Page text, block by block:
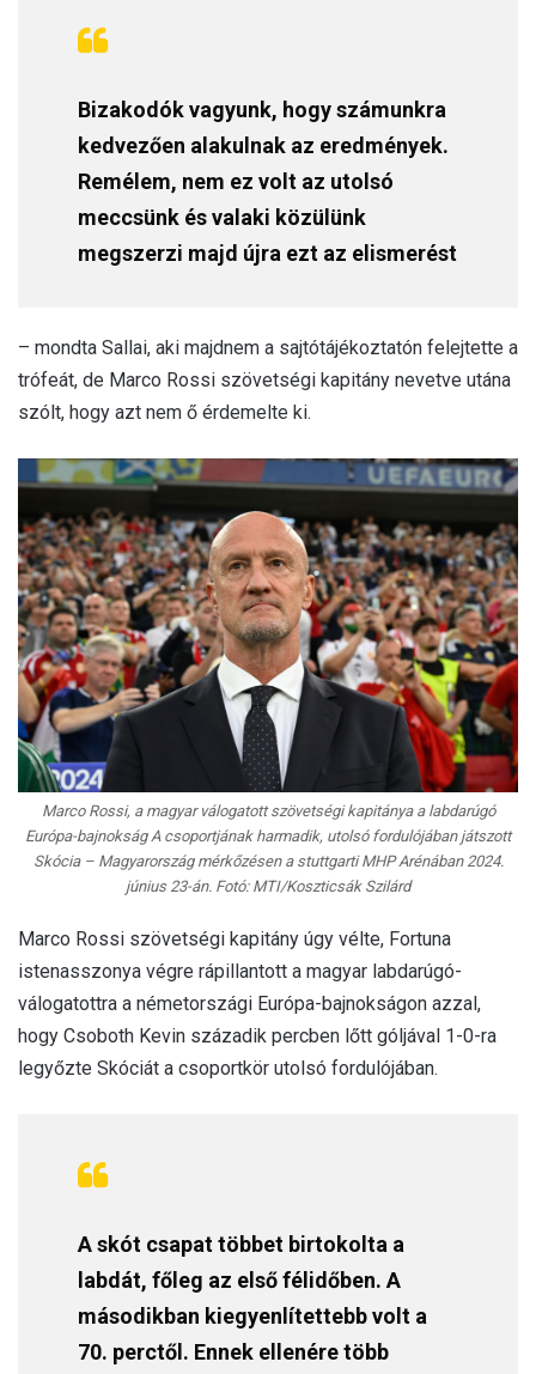
Bizakodók vagyunk, hogy számunkra
kedvezően alakulnak az eredmények.
Remélem, nem ez volt az utolsó
meccsünk és valaki közülünk
megszerzi majd újra ezt az elismerést
– mondta Sallai, aki majdnem a sajtótájékoztatón felejtette a
trófeát, de Marco Rossi szövetségi kapitány nevetve utána
szólt, hogy azt nem ő érdemelte ki.
Marco Rossi, a magyar válogatott szövetségi kapitánya a labdarúgó
Európa-bajnokság A csoportjának harmadik, utolsó fordulójában játszott
Skócia – Magyarország mérkőzésen a stuttgarti MHP Arénában 2024.
június 23-án. Fotó: MTI/Koszticsák Szilárd
Marco Rossi szövetségi kapitány úgy vélte, Fortuna
istenasszonya végre rápillantott a magyar labdarúgó-
válogatottra a németországi Európa-bajnokságon azzal,
hogy Csoboth Kevin századik percben lőtt góljával 1-0-ra
legyőzte Skóciát a csoportkör utolsó fordulójában.
A skót csapat többet birtokolta a
labdát, főleg az első félidőben. A
másodikban kiegyenlítettebb volt a
70. perctől. Ennek ellenére több